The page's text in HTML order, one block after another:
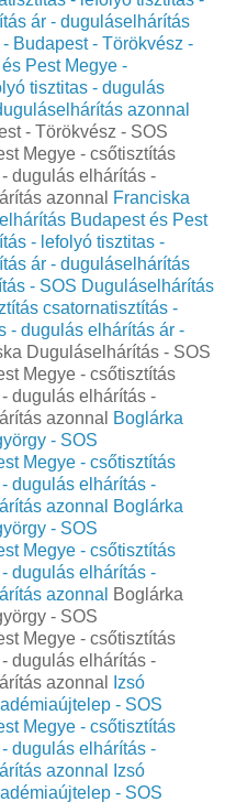
ár - duguláselhárítás
Budapest - Törökvész -
Pest Megye -
tisztitas - dugulás
azonnal
- Törökvész - SOS
Megye - csőtisztítás
dugulás elhárítás -
azonnal
Franciska
Budapest és Pest
- lefolyó tisztitas -
ár - duguláselhárítás
- SOS Duguláselhárítás
csatornatisztítás -
- dugulás elhárítás ár -
Duguláselhárítás - SOS
Megye - csőtisztítás
dugulás elhárítás -
azonnal
Boglárka
- SOS
Megye - csőtisztítás
dugulás elhárítás -
azonnal
Boglárka
- SOS
Megye - csőtisztítás
dugulás elhárítás -
azonnal
Boglárka
- SOS
Megye - csőtisztítás
dugulás elhárítás -
azonnal
Izsó
- SOS
Megye - csőtisztítás
dugulás elhárítás -
azonnal
Izsó
- SOS